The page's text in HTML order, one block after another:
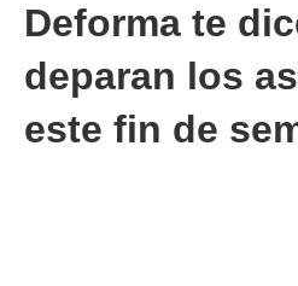
Deforma te
deparan los
este fin de